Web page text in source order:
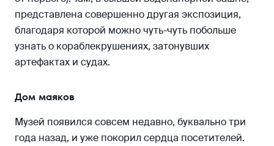
представлена совершенно другая экспозиция,
благодаря которой можно чуть-чуть побольше
узнать о кораблекрушениях, затонувших
артефактах и судах.
Дом маяков
Музей появился совсем недавно, буквально три
года назад, и уже покорил сердца посетителей.